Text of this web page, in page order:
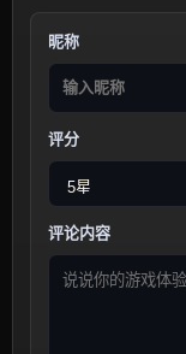
昵称
评分
评论内容